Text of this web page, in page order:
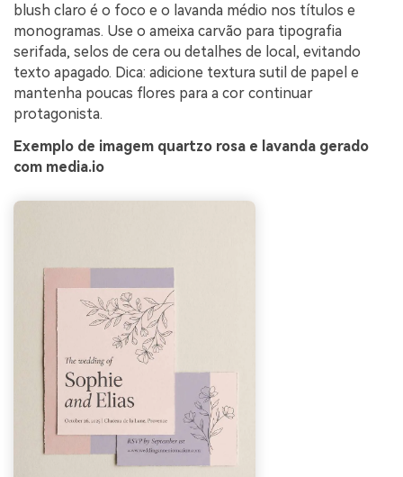
blush claro é o foco e o lavanda médio nos títulos e
monogramas. Use o ameixa carvão para tipografia
serifada, selos de cera ou detalhes de local, evitando
texto apagado. Dica: adicione textura sutil de papel e
mantenha poucas flores para a cor continuar
protagonista.
Exemplo de imagem quartzo rosa e lavanda gerado
com media.io